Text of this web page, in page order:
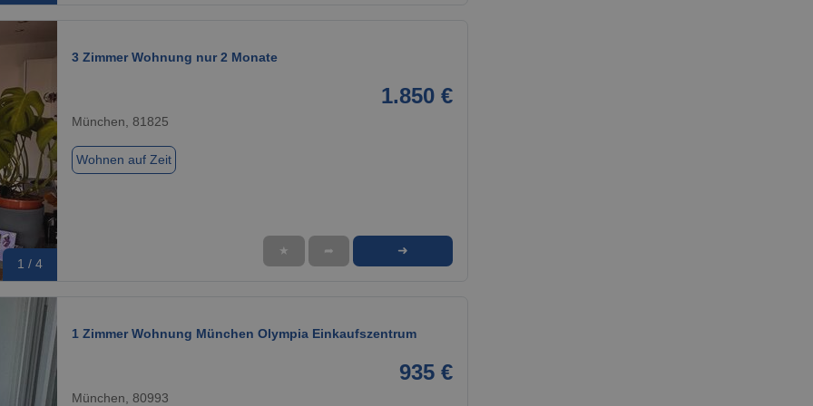
1 / 4
3 Zimmer Wohnung nur 2 Monate
1.850 €
München, 81825
Wohnen auf Zeit
★ ➦ ➜
1 Zimmer Wohnung München Olympia Einkaufszentrum
935 €
München, 80993